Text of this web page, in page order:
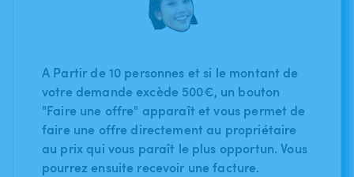
A Partir de 10 personnes et si le montant de
votre demande excède 500€, un bouton
"Faire une offre" apparaît et vous permet de
faire une offre directement au propriétaire
au prix qui vous paraît le plus opportun. Vous
pourrez ensuite recevoir une facture.